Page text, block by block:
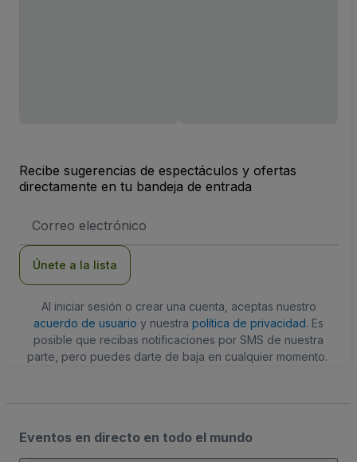
Recibe sugerencias de espectáculos y ofertas
directamente en tu bandeja de entrada
de
Únete a la lista
Al iniciar sesión o crear una cuenta, aceptas nuestro
acuerdo de usuario y nuestra política de privacidad. Es
posible que recibas notificaciones por SMS de nuestra
parte, pero puedes darte de baja en cualquier momento.
Eventos en directo en todo el mundo